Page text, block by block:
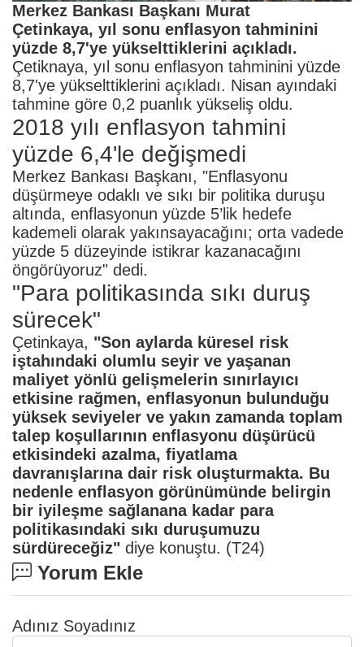
Merkez Bankası Başkanı Murat
Çetinkaya, yıl sonu enflasyon tahminini
yüzde 8,7'ye yükselttiklerini açıkladı.
Çetiknaya, yıl sonu enflasyon tahminini yüzde
8,7'ye yükselttiklerini açıkladı. Nisan ayındaki
tahmine göre 0,2 puanlık yükseliş oldu.
2018 yılı enflasyon tahmini
yüzde 6,4'le değişmedi
Merkez Bankası Başkanı, "Enflasyonu
düşürmeye odaklı ve sıkı bir politika duruşu
altında, enflasyonun yüzde 5’lik hedefe
kademeli olarak yakınsayacağını; orta vadede
yüzde 5 düzeyinde istikrar kazanacağını
öngörüyoruz" dedi.
"Para politikasında sıkı duruş
sürecek"
Çetinkaya, "Son aylarda küresel risk
iştahındaki olumlu seyir ve yaşanan
maliyet yönlü gelişmelerin sınırlayıcı
etkisine rağmen, enflasyonun bulunduğu
yüksek seviyeler ve yakın zamanda toplam
talep koşullarının enflasyonu düşürücü
etkisindeki azalma, fiyatlama
davranışlarına dair risk oluşturmakta. Bu
nedenle enflasyon görünümünde belirgin
bir iyileşme sağlanana kadar para
politikasındaki sıkı duruşumuzu
sürdüreceğiz" diye konuştu. (T24)
Yorum Ekle
Adınız Soyadınız